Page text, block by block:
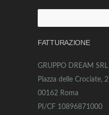
per:
FATTURAZIONE
GRUPPO DREAM SRL
Piazza delle Crociate, 2
00162 Roma
PI/CF 10896871000